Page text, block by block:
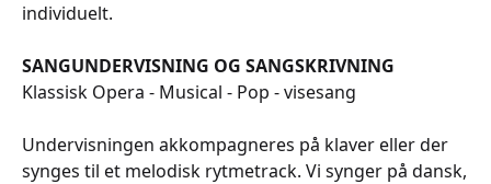
individuelt.
SANGUNDERVISNING OG SANGSKRIVNING
Klassisk Opera - Musical - Pop - visesang
Undervisningen akkompagneres på klaver eller der
synges til et melodisk rytmetrack. Vi synger på dansk,